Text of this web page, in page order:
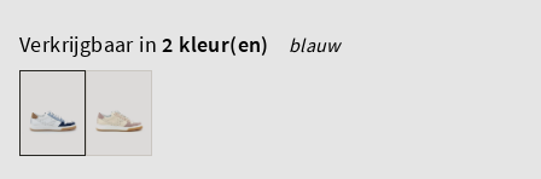
Verkrijgbaar in2 kleur(en) blauw